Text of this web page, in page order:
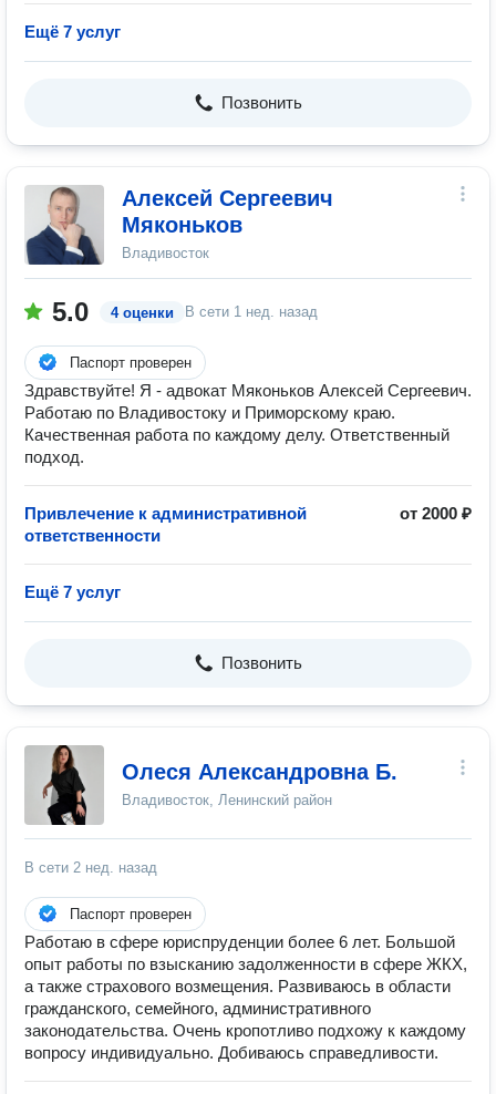
Ещё 7 услуг
Позвонить
Алексей Сергеевич
Мяконьков
Владивосток
5.0 4 оценки В сети 1 нед. назад
Паспорт проверен
Здравствуйте! Я - адвокат Мяконьков Алексей Сергеевич.
Работаю по Владивостоку и Приморскому краю.
Качественная работа по каждому делу. Ответственный
подход.
Привлечение к административной
ответственности
от 2000 ₽
Ещё 7 услуг
Позвонить
Олеся Александровна Б.
Владивосток, Ленинский район
В сети 2 нед. назад
Паспорт проверен
Работаю в сфере юриспруденции более 6 лет. Большой
опыт работы по взысканию задолженности в сфере ЖКХ,
а также страхового возмещения. Развиваюсь в области
гражданского, семейного, административного
законодательства. Очень кропотливо подхожу к каждому
вопросу индивидуально. Добиваюсь справедливости.